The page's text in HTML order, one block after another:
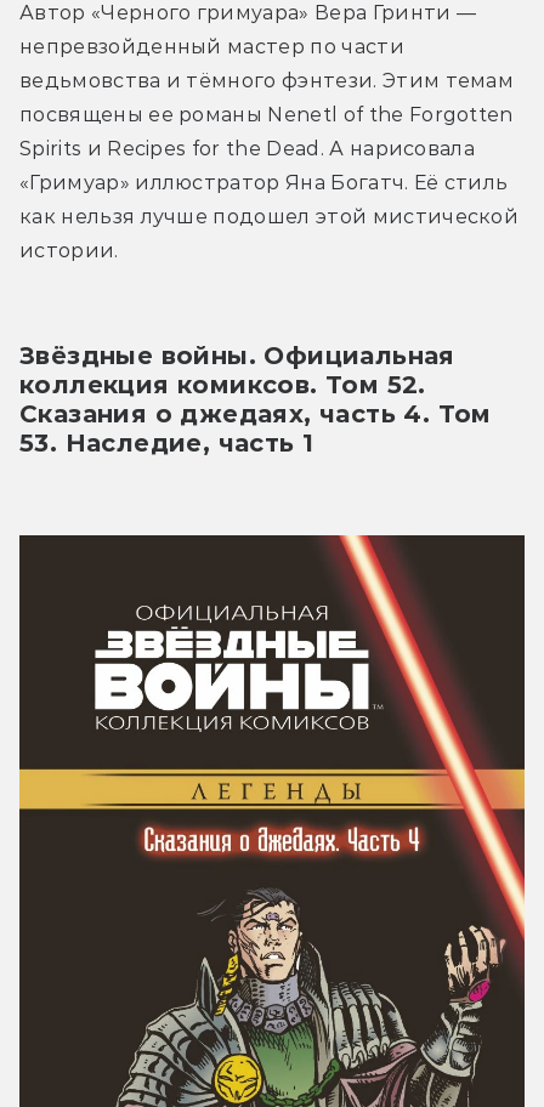
Автор «Черного гримуара» Вера Гринти —
непревзойденный мастер по части
ведьмовства и тёмного фэнтези. Этим темам
посвящены ее романы Nenetl of the Forgotten
Spirits и Recipes for the Dead. А нарисовала
«Гримуар» иллюстратор Яна Богатч. Её стиль
как нельзя лучше подошел этой мистической
истории.
Звёздные войны. Официальная
коллекция комиксов. Том 52.
Сказания о джедаях, часть 4. Том
53. Наследие, часть 1